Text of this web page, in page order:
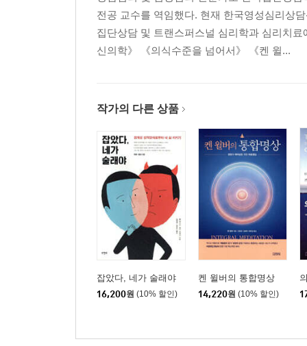
1. 최적의 통합을 위한 환경 만들기
2. 일상생활로의 복귀를 쉽게 해 주기
3. 후속 면접하기
1. 부에노스 아이레스에서 군사정권과 마주침
2. 도버만 핀셔 대회와의 경쟁
3. 홀로트로픽 촉진자의 문화적 도전
4. 홀로트로픽 숨치료 회기의 기술적 수난
5. 요강, 아기 돼지 울음소리, 그리고 연기 나는 크
6. 호주에서의 최고의 시련
전공 교수를 역임했다. 현재 한국영성심리상
집단상담 및 트랜스퍼스널 심리학과 심리치
신의학》 《의식수준을 넘어서》 《켄 윌...
작가의 다른 상품
잡았다, 네가 술래야
16,200원 (10% 할인)
켄 윌버의 통합명상
14,220원 (10% 할인)